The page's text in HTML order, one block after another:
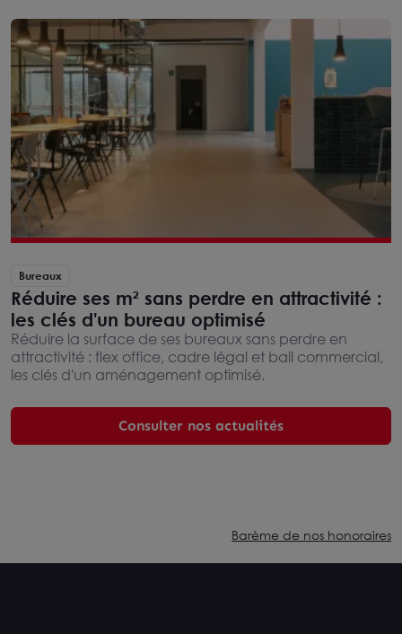
Bureaux
Réduire ses m² sans perdre en attractivité :
les clés d'un bureau optimisé
Réduire la surface de ses bureaux sans perdre en
attractivité : flex office, cadre légal et bail commercial,
les clés d'un aménagement optimisé.
Consulter nos actualités
Barème de nos honoraires